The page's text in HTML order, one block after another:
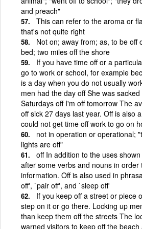
and preach"
This can refer to the aroma or
that's not quite right
Not on; away from; as, to be off
bed; two miles off the shore
If you have time off or a
go to work or school, for example
is a day when you do not usually
men had the day off She was
Saturdays off I'm off tomorrow The
off sick 27 days last year. Off is also
could not get time off work to go on
not in operation or operational;
lights are off"
off In addition to the uses
after some verbs and nouns in order
information. Off is also used in
off', `pair off', and `sleep off'
If you keep off a street or piece
step on it or go there. Locking up
than keep them off the streets The
warned visitors to keep off the beach